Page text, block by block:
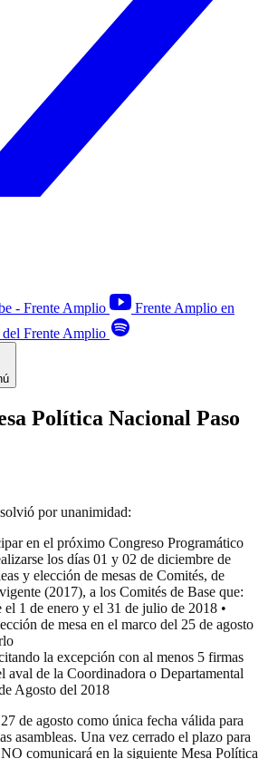
- Frente Amplio
Frente Amplio en
del Frente Amplio
Política Nacional Paso
por unanimidad:
en el próximo Congreso Programático
los días 01 y 02 de diciembre de
y elección de mesas de Comités, de
(2017), a los Comités de Base que:
el 1 de enero y el 31 de julio de 2018 •
de mesa en el marco del 25 de agosto
la excepción con al menos 5 firmas
aval de la Coordinadora o Departamental
Agosto del 2018
de agosto como única fecha válida para
asambleas. Una vez cerrado el plazo para
comunicará en la siguiente Mesa Política